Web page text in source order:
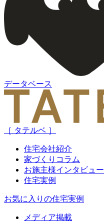
データベース
［ タテルベ ］
住宅会社紹介
家づくりコラム
お施主様インタビュー
住宅実例
お気に入りの住宅実例
メディア掲載